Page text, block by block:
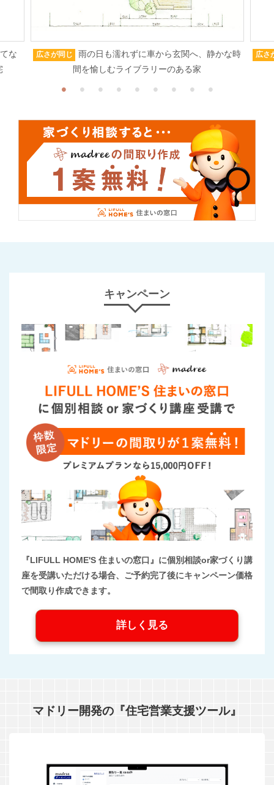
な
広さが同じ
雨の日も濡れずに車から玄関へ、静かな時
間を愉しむライブラリーのある家
広さ
キャンペーン
『LIFULL HOME'S 住まいの窓口』に個別相談or家づくり講
座を受講いただける場合、ご予約完了後にキャンペーン価格
で間取り作成できます。
詳しく見る
マドリー開発の『住宅営業支援ツール』